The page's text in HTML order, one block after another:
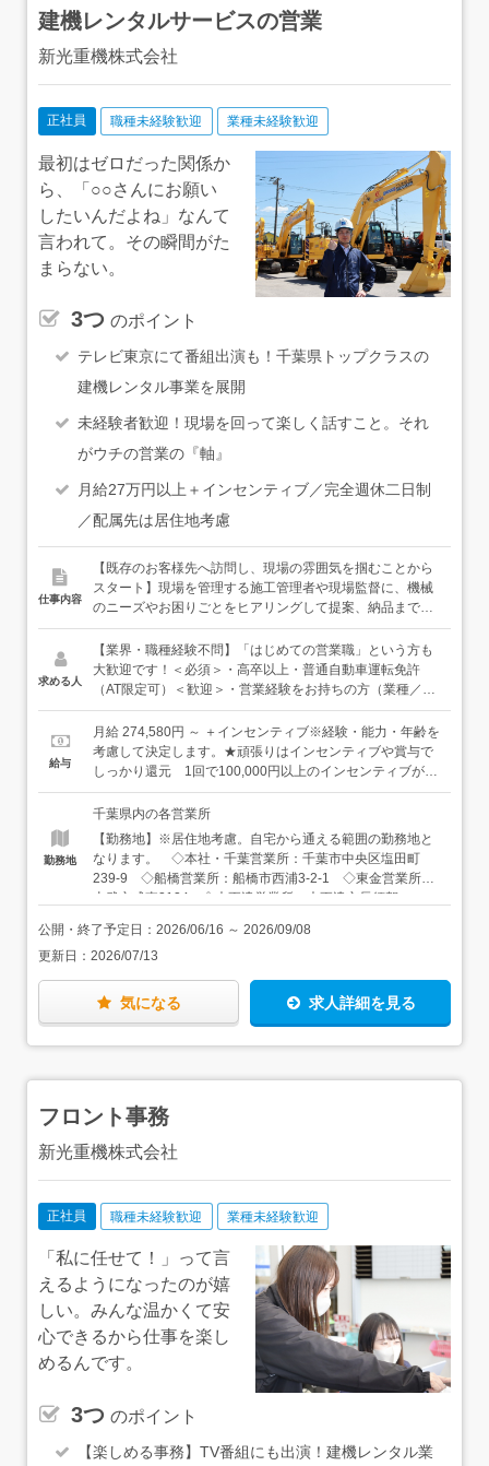
田営業所：東武アーバンパークライン「川間駅」より徒歩
分 ◇八千代営業所：東葉高速線「村上駅」より車で9
車で5分 ◇茂原営業所：JR外房線「茂原駅」より車で15
分 ◇館山営業所：JR内房線「九重駅」より車で4分 ※
いずれも車通勤可
建機レンタルサービスの営業
新光重機株式会社
正社員 職種未経験歓迎 業種未経験歓迎
最初はゼロだった関係か
ら、「○○さんにお願い
したいんだよね」なんて
言われて。その瞬間がた
まらない。
3つ のポイント
テレビ東京にて番組出演も！千葉県トップクラスの
建機レンタル事業を展開
未経験者歓迎！現場を回って楽しく話すこと。それ
がウチの営業の『軸』
月給27万円以上＋インセンティブ／完全週休二日制
／配属先は居住地考慮
仕事内容
【既存のお客様先へ訪問し、現場の雰囲気を掴むことから
スタート】現場を管理する施工管理者や現場監督に、機械
のニーズやお困りごとをヒアリングして提案、納品までを
担当します。お客様の紹介で問い合わせをいただくことも
あります。◆万全の体制で未経験スタートもサポート◆商
品知識を身につけるための勉強会も充実しており、業界知
識もイチから学ぶことができます。お客様先への訪問も
ることが多いため、スケールの大きさに最初は驚くことも
あると思いますが、仕事に慣れてくると、そのスケールの
大きさが自身のやりがいや誇りにもつながっていくと思い
任せしたいと思っています。ハードルが高く感じるかもし
れませんが、工事現場という需要がある場所に行くので、
明確なターゲットがいるやりやすさがあります。
求める人
【業界・職種経験不問】「はじめての営業職」という方も
大歓迎です！＜必須＞・高卒以上・普通自動車運転免許
（AT限定可）＜歓迎＞・営業経験をお持ちの方（業種／年
数不問）
給与
月給 274,580円 ～ ＋インセンティブ※経験・能力・年齢を
考慮して決定します。★頑張りはインセンティブや賞与で
しっかり還元 1回で100,000円以上のインセンティブが付
くことも！
勤務地
千葉県内の各営業所
【勤務地】※居住地考慮。自宅から通える範囲の勤務地と
なります。 ◇本社・千葉営業所：千葉市中央区塩田町
239-9 ◇船橋営業所：船橋市西浦3-2-1 ◇東金営業所：
山武市成東2124 ◇木更津営業所：木更津市長須賀
田市十余三30-17 ◇八千代営業所：八千代市下高野511
◇柏営業所：柏市風早1-5-5 風早工業団地内 ◇松戸営業
所：松戸市松飛台419 松飛台工業団地内 ◇茂原営業所：
長生郡長生村七井土2000-3 ◇館山営業所：千葉県館山市
薗56 【アクセス】 ◇本社・千葉営業所：JR内房線
パークライン「川間駅」より徒歩で15分 ◇成田営業所：
高速線「村上駅」より車で9分 ◇柏営業所：東武アーバ
外房線「茂原駅」より車で15分 ◇館山営業所：JR内房線
「九重駅」より車で4分 ※いずれも車通勤可
公開・終了予定日： 2026/06/16 ～ 2026/09/08
更新日： 2026/07/13
気になる 求人詳細を見る
フロント事務
新光重機株式会社
正社員 職種未経験歓迎 業種未経験歓迎
「私に任せて！」って言
えるようになったのが嬉
しい。みんな温かくて安
心できるから仕事を楽し
めるんです。
3つ のポイント
【楽しめる事務】TV番組にも出演！建機レンタル業